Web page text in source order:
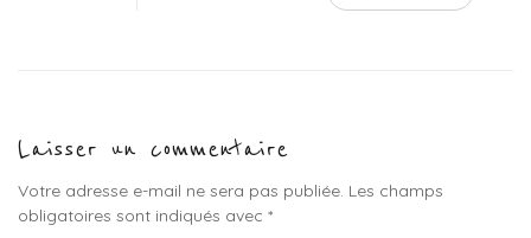
Laisser un commentaire
Votre adresse e-mail ne sera pas publiée. Les champs
obligatoires sont indiqués avec *